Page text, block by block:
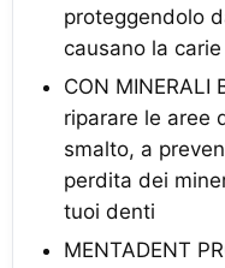
proteggendolo
causano la carie
CON MINERALI
riparare le aree
smalto, a
perdita dei
tuoi denti
MENTADENT